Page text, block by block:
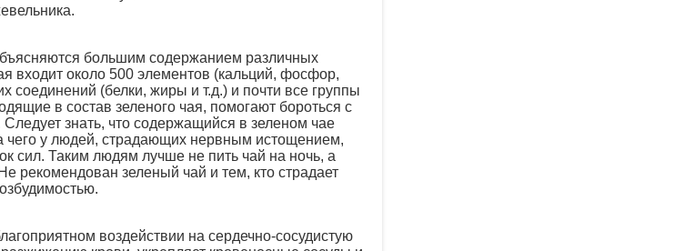
большим содержанием различных
входит около 500 элементов (кальций, фосфор,
соединений (белки, жиры и т.д.) и почти все группы
в состав зеленого чая, помогают бороться с
знать, что содержащийся в зеленом чае
чего у людей, страдающих нервным истощением,
сил. Таким людям лучше не пить чай на ночь, а
рекомендован зеленый чай и тем, кто страдает
воздействии на сердечно-сосудистую